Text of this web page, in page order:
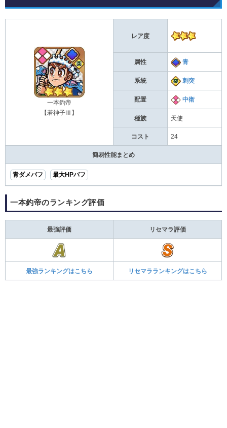
一本釣帝
【若神子Ⅲ】
レア度
属性 青
系統 刺突
配置 中衛
種族 天使
コスト 24
簡易性能まとめ
青ダメバフ 最大HPバフ
一本釣帝のランキング評価
最強評価 リセマラ評価
最強ランキングはこちら リセマラランキングはこちら